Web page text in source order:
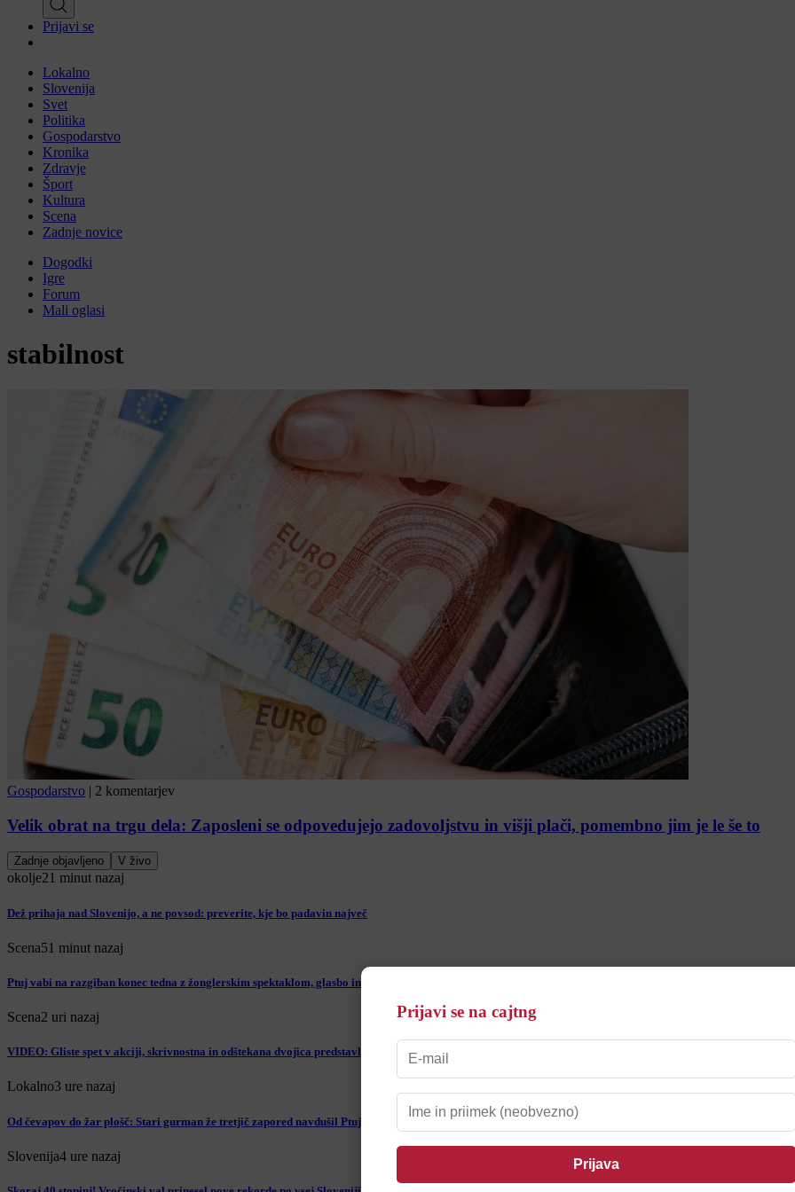
Prijavi se
Lokalno
Slovenija
Svet
Politika
Gospodarstvo
Kronika
Zdravje
Šport
Kultura
Scena
Zadnje novice
Dogodki
Igre
Forum
Mali oglasi
stabilnost
Gospodarstvo | 2 komentarjev
Velik obrat na trgu dela: Zaposleni se odpovedujejo zadovoljstvu in višji plači, pomembno jim je le še to
Zadnje objavljeno V živo
okolje21 minut nazaj
Dež prihaja nad Slovenijo, a ne povsod: preverite, kje bo padavin največ
Scena51 minut nazaj
Ptuj vabi na razgiban konec tedna z žonglerskim spektaklom, glasbo in poletnimi doživetji
Scena2 uri nazaj
VIDEO: Gliste spet v akciji, skrivnostna in odštekana dvojica predstavlja novo pesem
Lokalno3 ure nazaj
Od čevapov do žar plošč: Stari gurman že tretjič zapored navdušil Ptujčane
Slovenija4 ure nazaj
Prijavi se na cajtng